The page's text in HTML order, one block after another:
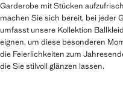
Garderobe mit Stücken
machen Sie sich bereit, bei jeder
umfasst unsere Kollektion
eignen, um diese besonderen
die Feierlichkeiten zum
die Sie stilvoll glänzen lassen.